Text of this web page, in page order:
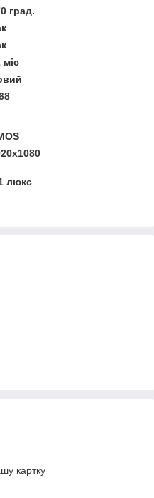
град.
міс
люкс
картку